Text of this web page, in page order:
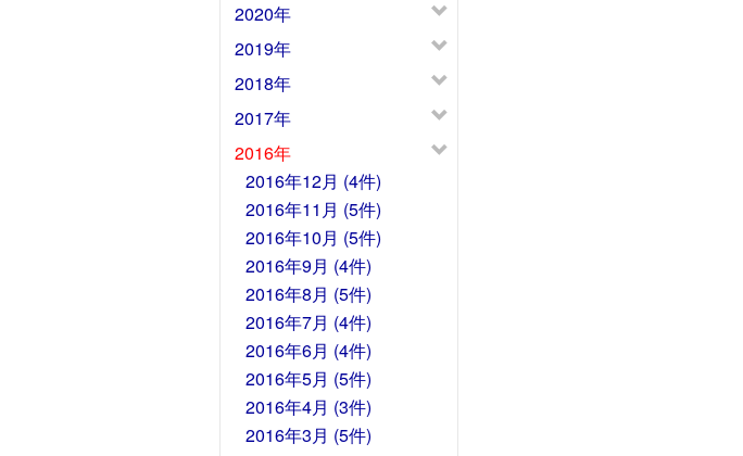
2020年
2019年
2018年
2017年
2016年
2016年12月 (4件)
2016年11月 (5件)
2016年10月 (5件)
2016年9月 (4件)
2016年8月 (5件)
2016年7月 (4件)
2016年6月 (4件)
2016年5月 (5件)
2016年4月 (3件)
2016年3月 (5件)